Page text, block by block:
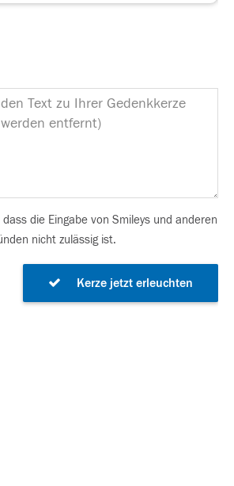
die Eingabe von Smileys und anderen
nicht zulässig ist.
Kerze jetzt erleuchten